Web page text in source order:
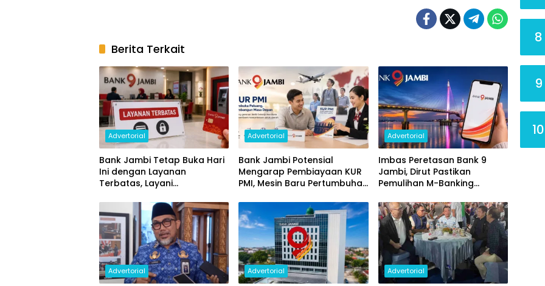
Berita Terkait
Advertorial
Bank Jambi Tetap Buka Hari
Ini dengan Layanan
Terbatas, Layani
Perubahan PIN
Advertorial
Bank Jambi Potensial
Mengarap Pembiayaan KUR
PMI, Mesin Baru Pertumbuhan
Advertorial
Imbas Peretasan Bank 9
Jambi, Dirut Pastikan
Pemulihan M-Banking
Advertorial Advertorial Advertorial
8
9
10